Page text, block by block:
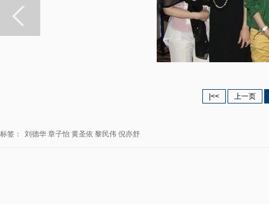
|<< 上一页
标签： 刘德华 章子怡 黄圣依 黎民伟 倪亦舒